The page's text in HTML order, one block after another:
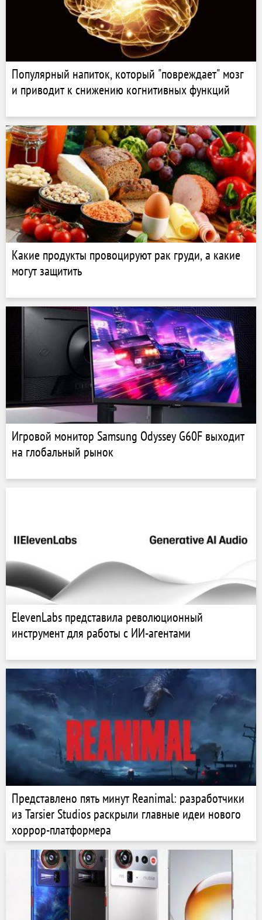
Популярный напиток, который "повреждает" мозг
и приводит к снижению когнитивных функций
Какие продукты провоцируют рак груди, а какие
могут защитить
Игровой монитор Samsung Odyssey G60F выходит
на глобальный рынок
ElevenLabs представила революционный
инструмент для работы с ИИ-агентами
Представлено пять минут Reanimal: разработчики
из Tarsier Studios раскрыли главные идеи нового
хоррор-платформера